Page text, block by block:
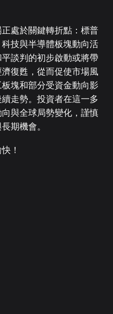
處於關鍵轉折點：標普
技與半導體板塊動向活
談判的初步啟動或將帶
復甦，從而促使市場風
塊和部分受資金動向影
走勢。投資者在這一多
與全球局勢變化，謹慎
期機會。
！